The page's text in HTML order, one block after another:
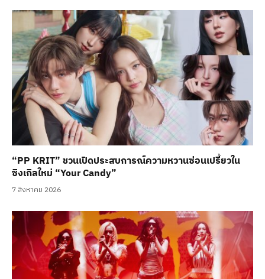
“PP KRIT” ชวนเปิดประสบการณ์ความหวานซ่อนเปรี้ยวใน
ซิงเกิลใหม่ “Your Candy”
7 สิงหาคม 2026